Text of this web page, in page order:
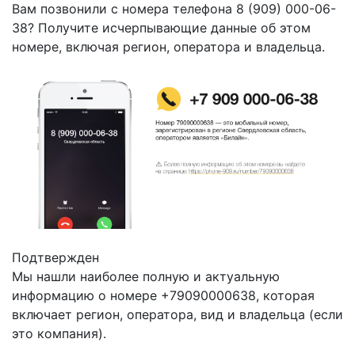
Вам позвонили с номера телефона 8 (909) 000-06-
38? Получите исчерпывающие данные об этом
номере, включая регион, оператора и владельца.
Подтвержден
Мы нашли наиболее полную и актуальную
информацию о номере +79090000638, которая
включает регион, оператора, вид и владельца (если
это компания).